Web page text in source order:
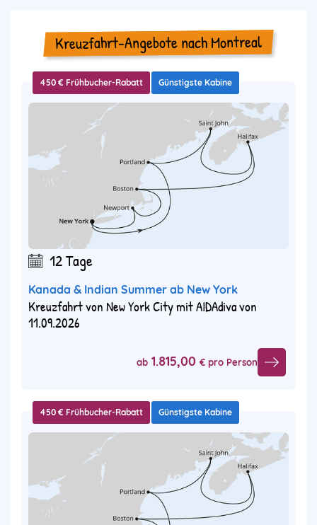
Kreuzfahrt-Angebote nach Montreal
450 € Frühbucher-Rabatt Günstigste Kabine
12 Tage
Kanada & Indian Summer ab New York
Kreuzfahrt von New York City mit AIDAdiva von
11.09.2026
ab 1.815,00 € pro Person
450 € Frühbucher-Rabatt Günstigste Kabine